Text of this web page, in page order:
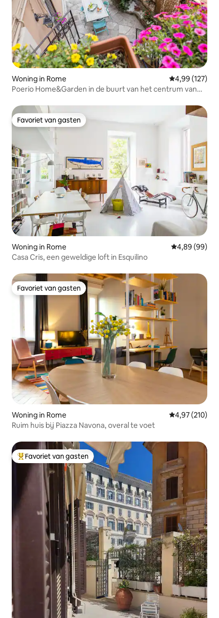
Woning in Rome Gemiddelde
4,99 (127)
Poerio Home&Garden in de buurt van het centrum van
Favoriet van gasten
Favoriet van gasten
Woning in Rome Gemiddelde
4,89 (99)
Casa Cris, een geweldige loft in Esquilino
Favoriet van gasten
Favoriet van gasten
Woning in Rome Gemiddelde
4,97 (210)
Ruim huis bij Piazza Navona, overal te voet
Topfavoriet van gasten
Favoriet van gasten